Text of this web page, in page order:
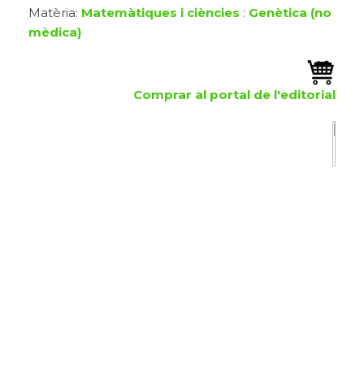
Matèria: Matemàtiques i ciències : Genètica (no
mèdica)
Comprar al portal de l'editorial